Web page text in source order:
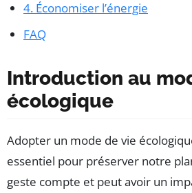
4. Économiser l’énergie
FAQ
Introduction au
écologique
Adopter un mode de vie
essentiel pour préserver notre
geste compte et peut avoir un